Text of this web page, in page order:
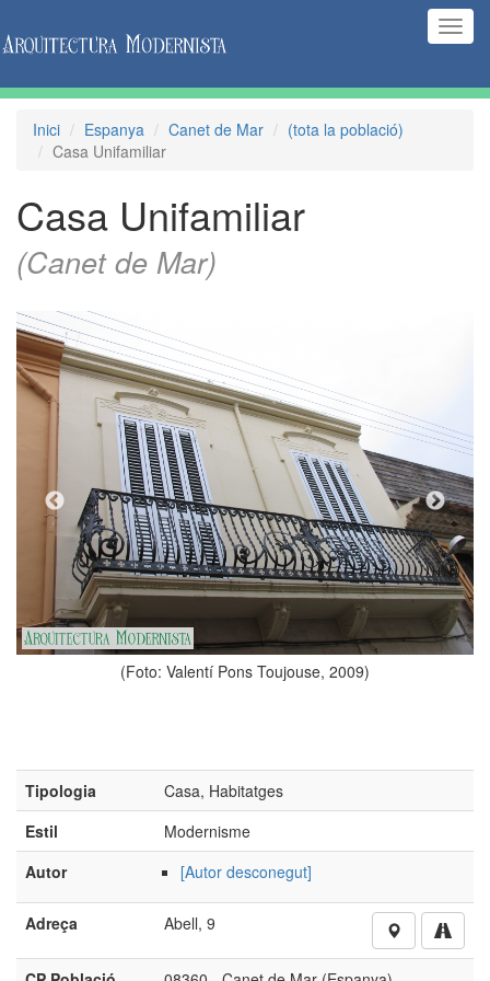
Inici Espanya Canet de Mar
(tota la població)
Casa Unifamiliar
Casa Unifamiliar
(Canet de Mar)
Pons Toujouse, 2009)
(Foto: Valentí
Tipologia
Casa, Habitatges
Estil
Modernisme
Autor
[Autor desconegut]
Adreça Abell, 9